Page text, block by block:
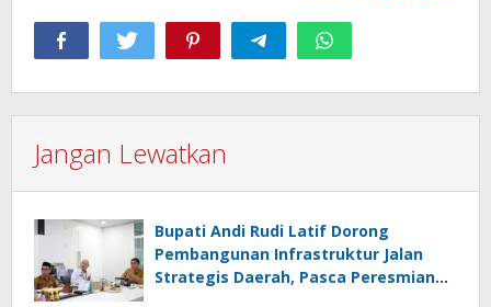
Jangan Lewatkan
Bupati Andi Rudi Latif Dorong
Pembangunan Infrastruktur Jalan
Strategis Daerah, Pasca Peresmian